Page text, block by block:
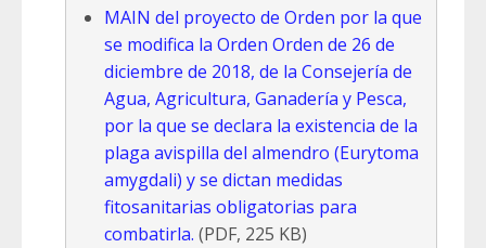
MAIN del proyecto de Orden por la que
se modifica la Orden Orden de 26 de
diciembre de 2018, de la Consejería de
Agua, Agricultura, Ganadería y Pesca,
por la que se declara la existencia de la
plaga avispilla del almendro (Eurytoma
amygdali) y se dictan medidas
fitosanitarias obligatorias para
combatirla. (PDF, 225 KB)